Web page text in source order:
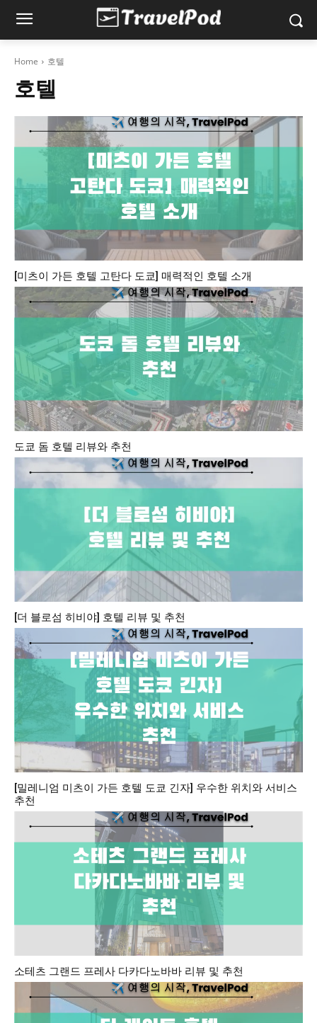
Home 호텔
호텔
[미츠이 가든 호텔 고탄다 도쿄] 매력적인 호텔 소개
도쿄 돔 호텔 리뷰와 추천
[더 블로섬 히비야] 호텔 리뷰 및 추천
[밀레니엄 미츠이 가든 호텔 도쿄 긴자] 우수한 위치와 서비스
추천
소테츠 그랜드 프레사 다카다노바바 리뷰 및 추천